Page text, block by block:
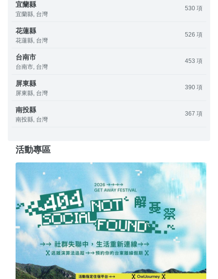
宜蘭縣
宜蘭縣, 台灣
530 項
花蓮縣
花蓮縣, 台灣
526 項
台南市
台南市, 台灣
453 項
屏東縣
屏東縣, 台灣
390 項
南投縣
南投縣, 台灣
367 項
活動專區